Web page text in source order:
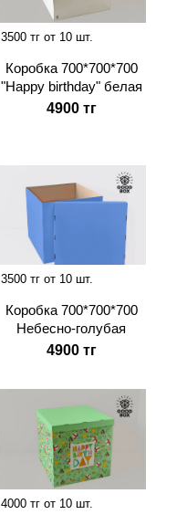
3500 тг от 10 шт.
Коробка 700*700*700
"Happy birthday" белая
4900 тг
3500 тг от 10 шт.
Коробка 700*700*700
Небесно-голубая
4900 тг
4000 тг от 10 шт.